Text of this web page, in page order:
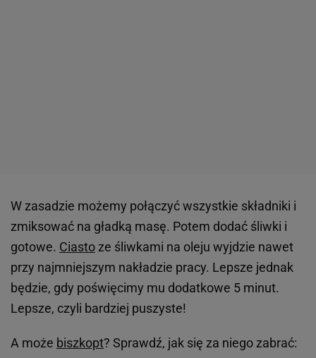
W zasadzie możemy połączyć wszystkie składniki i
zmiksować na gładką masę. Potem dodać śliwki i
gotowe. Ciastoze śliwkami na oleju wyjdzie nawet
przy najmniejszym nakładzie pracy. Lepsze jednak
będzie, gdy poświęcimy mu dodatkowe 5 minut.
Lepsze, czyli bardziej puszyste!
A może biszkopt? Sprawdź, jak się za niego zabrać: